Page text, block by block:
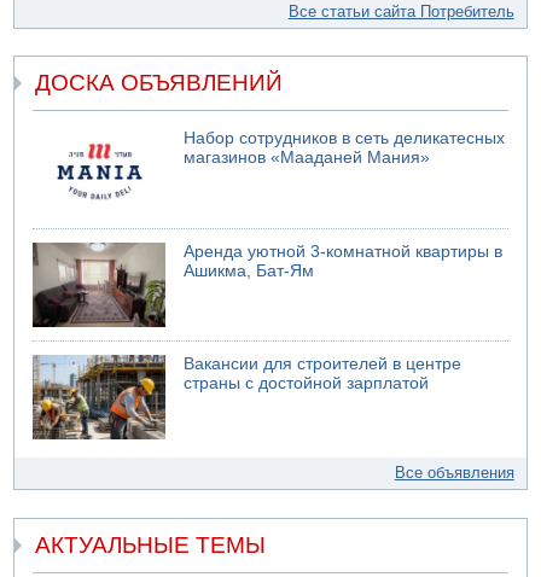
Все статьи сайта Потребитель
ДОСКА ОБЪЯВЛЕНИЙ
Набор сотрудников в сеть деликатесных
магазинов «Мааданей Мания»
Аренда уютной 3-комнатной квартиры в
Ашикма, Бат-Ям
Вакансии для строителей в центре
страны с достойной зарплатой
Все объявления
АКТУАЛЬНЫЕ ТЕМЫ